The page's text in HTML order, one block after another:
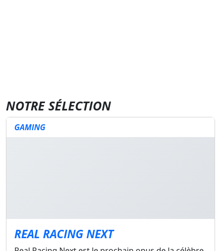
NOTRE SÉLECTION
GAMING
REAL RACING NEXT